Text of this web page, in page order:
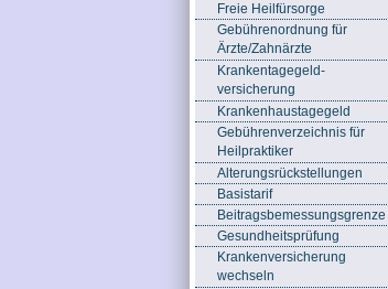
Freie Heilfürsorge
Gebührenordnung für
Ärzte/Zahnärzte
Krankentagegeld-
versicherung
Krankenhaustagegeld
Gebührenverzeichnis für
Heilpraktiker
Alterungsrückstellungen
Basistarif
Beitragsbemessungsgrenze
Gesundheitsprüfung
Krankenversicherung
wechseln